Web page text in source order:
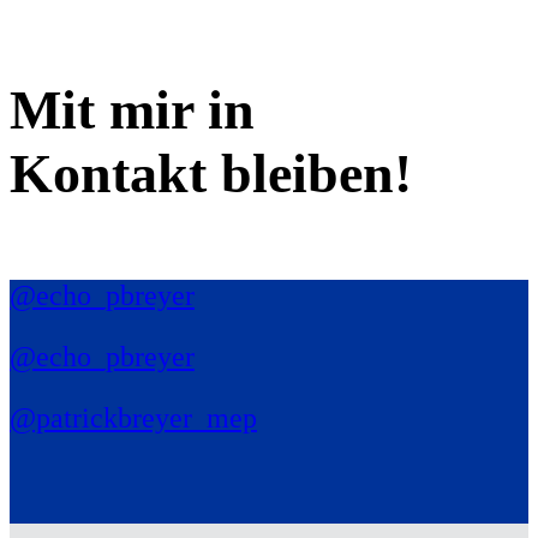
Mit mir in
Kontakt bleiben!
@echo_pbreyer
@echo_pbreyer
@patrickbreyer_mep